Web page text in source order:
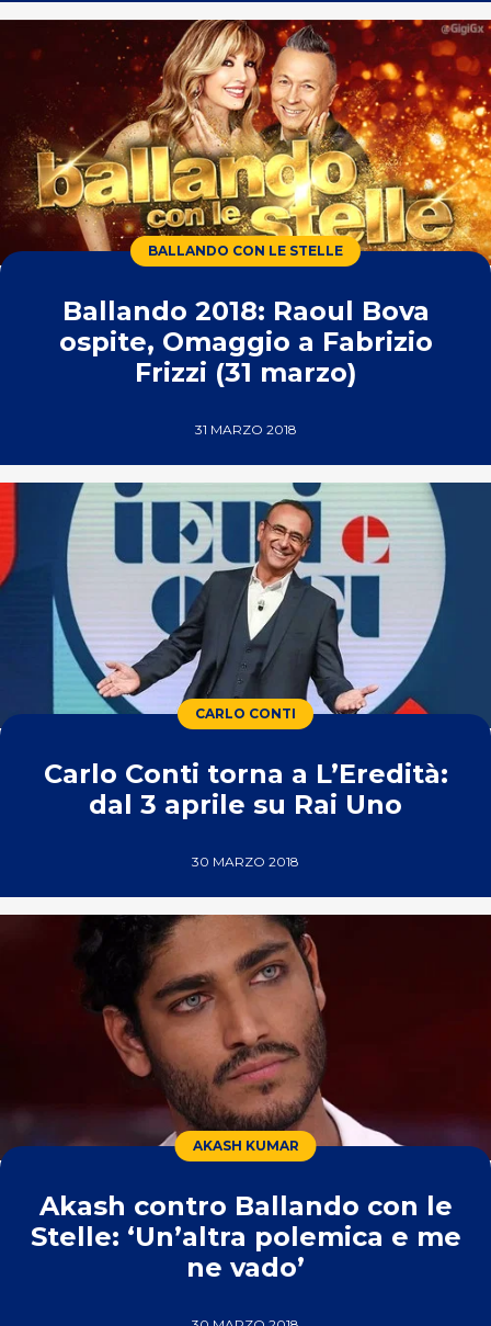
BALLANDO CON LE STELLE
Ballando 2018: Raoul Bova
ospite, Omaggio a Fabrizio
Frizzi (31 marzo)
31 MARZO 2018
CARLO CONTI
Carlo Conti torna a L’Eredità:
dal 3 aprile su Rai Uno
30 MARZO 2018
AKASH KUMAR
Akash contro Ballando con le
Stelle: ‘Un’altra polemica e me
ne vado’